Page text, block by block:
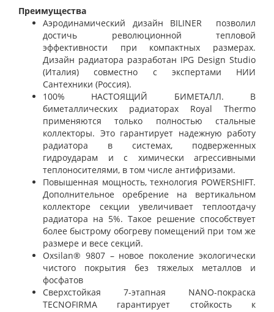
Преимущества
Аэродинамический дизайн BILINER позволил
достичь революционной тепловой
эффективности при компактных размерах.
Дизайн радиатора разработан IPG Design Studio
(Италия) совместно с экспертами НИИ
Сантехники (Россия).
100% НАСТОЯЩИЙ БИМЕТАЛЛ. В
биметаллических радиаторах Royal Thermo
применяются только полностью стальные
коллекторы. Это гарантирует надежную работу
радиатора в системах, подверженных
гидроударам и с химически агрессивными
теплоносителями, в том числе антифризами.
Повышенная мощность, технология POWERSHIFT.
Дополнительное оребрение на вертикальном
коллекторе секции увеличивает теплоотдачу
радиатора на 5%. Такое решение способствует
более быстрому обогреву помещений при том же
размере и весе секций.
Oxsilan® 9807 – новое поколение экологически
чистого покрытия без тяжелых металлов и
фосфатов
Сверхстойкая 7-этапная NANO-покраска
TECNOFIRMA гарантирует стойкость к